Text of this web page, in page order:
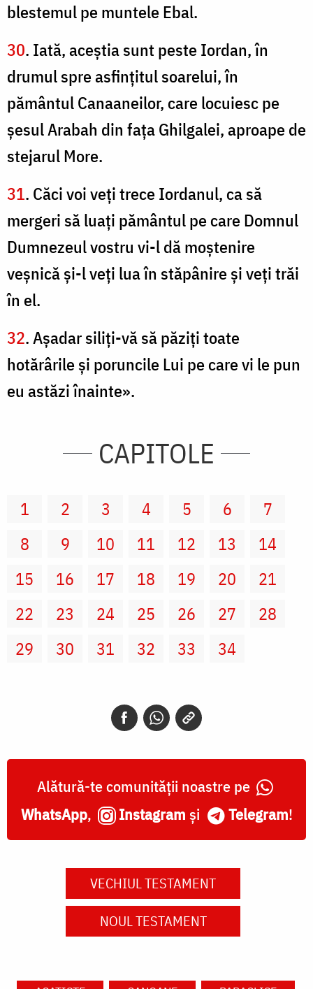
blestemul pe muntele Ebal.
30. Iată, aceştia sunt peste Iordan, în
drumul spre asfinţitul soarelui, în
pământul Canaaneilor, care locuiesc pe
şesul Arabah din faţa Ghilgalei, aproape de
stejarul More.
31. Căci voi veţi trece Iordanul, ca să
mergeri să luaţi pământul pe care Domnul
Dumnezeul vostru vi-l dă moştenire
veşnică şi-l veţi lua în stăpânire şi veţi trăi
în el.
32. Aşadar siliţi-vă să păziţi toate
hotărârile şi poruncile Lui pe care vi le pun
eu astăzi înainte».
CAPITOLE
1 2 3 4 5 6
7
8
9 10 11 12 13
14
15
16 17 18 19 20
21
22
23 24 25 26 27
28
29
30 31 32 33 34
Alătură-te comunității noastre pe
WhatsApp, Instagram și Telegram!
VECHIUL TESTAMENT
NOUL TESTAMENT